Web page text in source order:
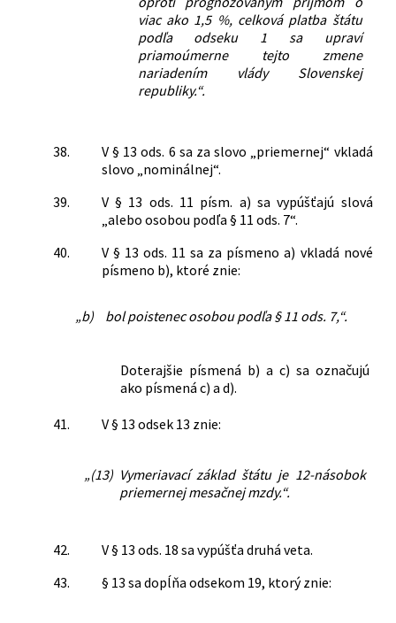
viac ako 1,5 %, celková platba štátu
podľa odseku 1 sa upraví
priamoúmerne tejto zmene
nariadením vlády Slovenskej
republiky.“.
38.
V § 13 ods. 6 sa za slovo „priemernej“ vkladá
slovo „nominálnej“.
39.
V § 13 ods. 11 písm. a) sa vypúšťajú slová
„alebo osobou podľa § 11 ods. 7“.
40.
V § 13 ods. 11 sa za písmeno a) vkladá nové
písmeno b), ktoré znie:
„b) bol poistenec osobou podľa § 11 ods. 7,“.
Doterajšie písmená b) a c) sa označujú
ako písmená c) a d).
41. V § 13 odsek 13 znie:
„(13) Vymeriavací základ štátu je 12-násobok
priemernej mesačnej mzdy.“.
42.
V § 13 ods. 18 sa vypúšťa druhá veta.
43.
§ 13 sa dopĺňa odsekom 19, ktorý znie: